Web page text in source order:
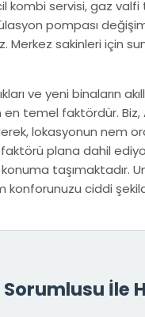
servisi, gaz valfi
pompası
Merkez sakinleri için
ve yeni binaların
en temel faktördür.
lokasyonun nem
plana dahil
taşımaktadır.
konforunuzu ciddi
İle